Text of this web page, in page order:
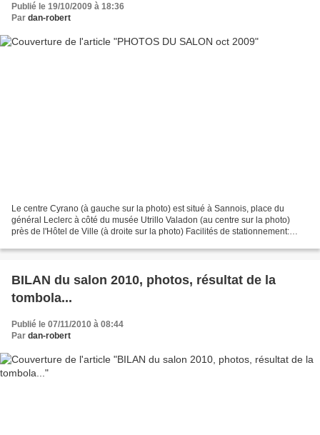
Publié le 19/10/2009 à 18:36
Par dan-robert
Le centre Cyrano (à gauche sur la photo) est situé à Sannois, place du
général Leclerc à côté du musée Utrillo Valadon (au centre sur la photo)
près de l'Hôtel de Ville (à droite sur la photo) Facilités de stationnement:
BILAN du salon 2010, photos, résultat de la
tombola...
Publié le 07/11/2010 à 08:44
Par dan-robert